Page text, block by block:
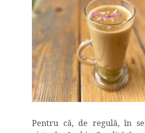
Pentru că, de regulă, în